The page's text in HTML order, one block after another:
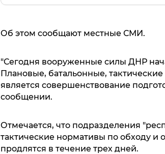
Об этом сообщают местные СМИ.
"Сегодня вооруженные силы ДНР
Плановые, батальонные,
является совершенствование
сообщении.
Отмечается, что подразделения
тактические нормативы по обходу и
продлятся в течение трех дней.